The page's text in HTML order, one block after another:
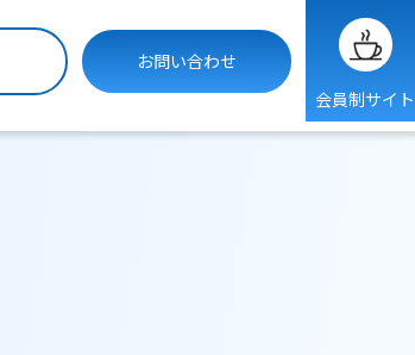
会員制サイト
お問い合わせ